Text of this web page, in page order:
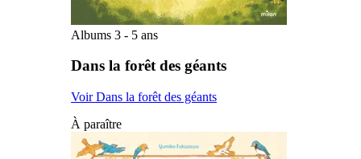
Albums 3 - 5 ans
Dans la forêt des géants
Voir Dans la forêt des géants
À paraître